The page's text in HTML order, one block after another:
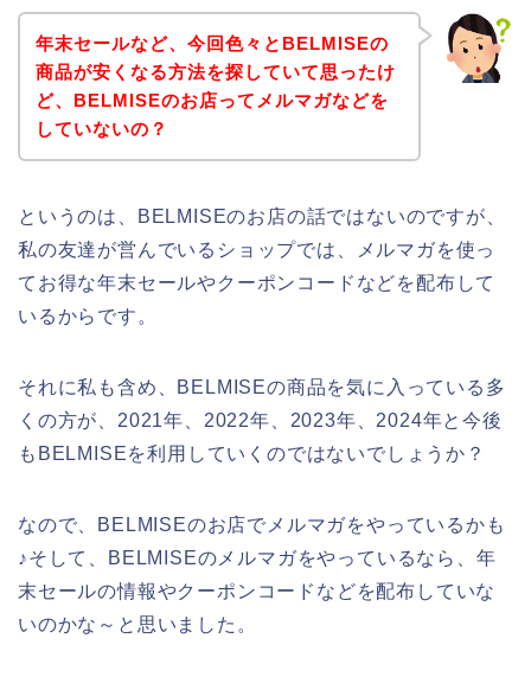
年末セールなど、今回色々とBELMISEの
商品が安くなる方法を探していて思ったけ
ど、BELMISEのお店ってメルマガなどを
していないの？
というのは、BELMISEのお店の話ではないのですが、
私の友達が営んでいるショップでは、メルマガを使っ
てお得な年末セールやクーポンコードなどを配布して
いるからです。
それに私も含め、BELMISEの商品を気に入っている多
くの方が、2021年、2022年、2023年、2024年と今後
もBELMISEを利用していくのではないでしょうか？
なので、BELMISEのお店でメルマガをやっているかも
♪そして、BELMISEのメルマガをやっているなら、年
末セールの情報やクーポンコードなどを配布していな
いのかな～と思いました。